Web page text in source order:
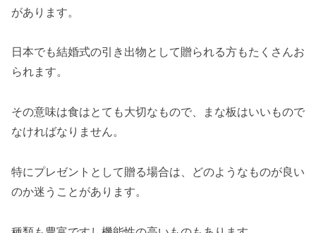
があります。
日本でも結婚式の引き出物として贈られる方もたくさんお
られます。
その意味は食はとても大切なもので、まな板はいいもので
なければなりません。
特にプレゼントとして贈る場合は、どのようなものが良い
のか迷うことがあります。